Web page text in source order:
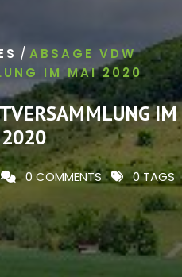
/ ABSAGE VDW
IM MAI 2020
IM
0 COMMENTS 0 TAGS